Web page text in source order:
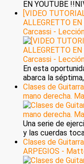
EN YOUTUBE
[VIDEO
ALLEGRETTO
Carcassi -
En esta
abarca la
Clases de
mano derecha.
Una serie de
y las cuerdas
Clases de
ARPEGIOS -